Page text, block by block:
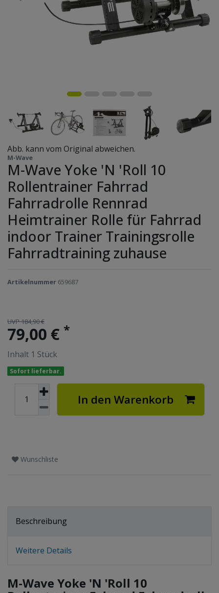
Abb. kann vom Original abweichen.
M-Wave
M-Wave Yoke 'N 'Roll 10
Rollentrainer Fahrrad
Fahrradrolle Rennrad
Heimtrainer Rolle für Fahrrad
indoor Trainer Trainingsrolle
Fahrradtraining zuhause
Artikelnummer 659687
UVP 184,90 €
79,00 € *
Inhalt 1 Stück
Sofort lieferbar.
In den Warenkorb
Wunschliste
Beschreibung
Weitere Details
M-Wave Yoke 'N 'Roll 10